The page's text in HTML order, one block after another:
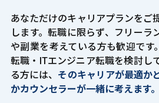
あなただけのキャリアプランをご
します。転職に限らず、フリーラ
や副業を考えている方も歓迎です
転職・ITエンジニア転職を検討し
る方には、 そのキャリアが最適か
かカウンセラーが一緒に考えます。